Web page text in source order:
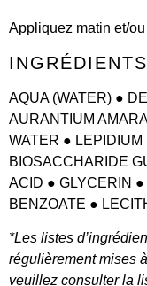
Appliquez matin et/ou
AQUA (WATER) ●
AURANTIUM
WATER ●
BIOSACCHARIDE
ACID ● GLYCERIN
BENZOATE ●
*Les listes
régulièrement mises
veuillez consulter la